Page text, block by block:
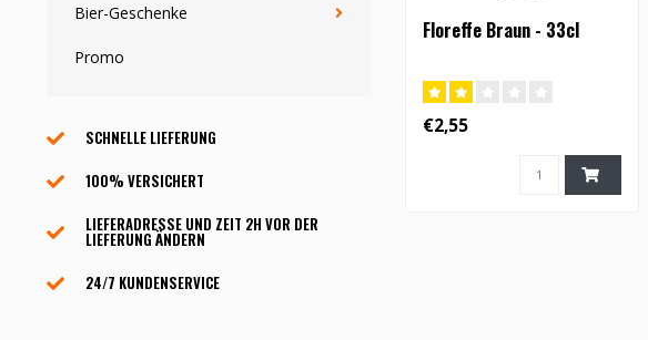
Bier-Geschenke
Promo
SCHNELLE LIEFERUNG
100% VERSICHERT
LIEFERADRESSE UND ZEIT 2H VOR DER
LIEFERUNG ÄNDERN
24/7 KUNDENSERVICE
Floreffe Braun - 33cl
€2,55